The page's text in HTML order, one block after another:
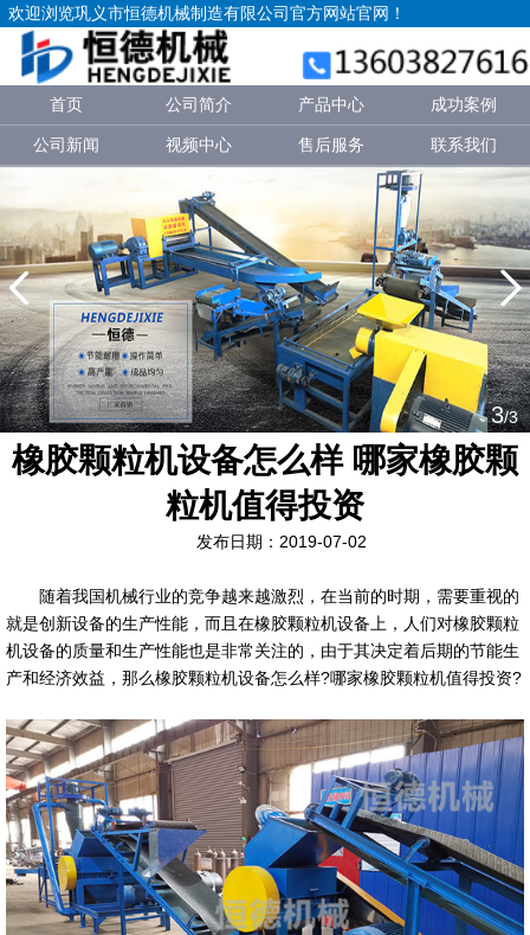
欢迎浏览巩义市恒德机械制造有限公司官方网站官网！
首页 公司简介 产品中心 成功案例
公司新闻 视频中心 售后服务 联系我们
3/3
橡胶颗粒机设备怎么样 哪家橡胶颗
粒机值得投资
发布日期：2019-07-02
随着我国机械行业的竞争越来越激烈，在当前的时期，需要重视的
就是创新设备的生产性能，而且在橡胶颗粒机设备上，人们对橡胶颗粒
机设备的质量和生产性能也是非常关注的，由于其决定着后期的节能生
产和经济效益，那么橡胶颗粒机设备怎么样?哪家橡胶颗粒机值得投资?